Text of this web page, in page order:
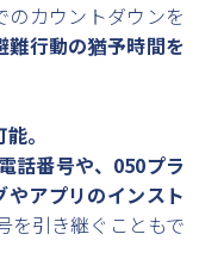
カウントダウンを
難行動の猶予時間を
。
話番号や、050プラ
やアプリのインスト
を引き継ぐこともで